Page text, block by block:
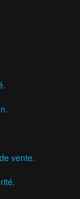
vente.